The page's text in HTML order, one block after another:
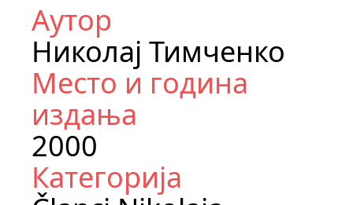
Аутор
Николај Тимченко
Место и година
издања
2000
Категорија